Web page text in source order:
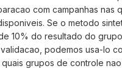
com campanhas nas
Se o metodo
10% do resultado do
podemos usa-lo
quais grupos de controle